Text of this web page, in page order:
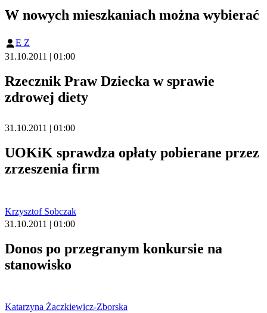
W nowych mieszkaniach można wybierać
E Z
31.10.2011 | 01:00
Rzecznik Praw Dziecka w sprawie
zdrowej diety
31.10.2011 | 01:00
UOKiK sprawdza opłaty pobierane przez
zrzeszenia firm
Krzysztof Sobczak
31.10.2011 | 01:00
Donos po przegranym konkursie na
stanowisko
Katarzyna Żaczkiewicz-Zborska